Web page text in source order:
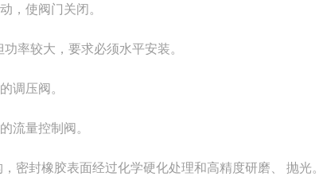
，使阀门关闭。
率较大，要求必须水平安装。
调压阀。
流量控制阀。
密封橡胶表面经过化学硬化处理和高精度研磨、 抛光。